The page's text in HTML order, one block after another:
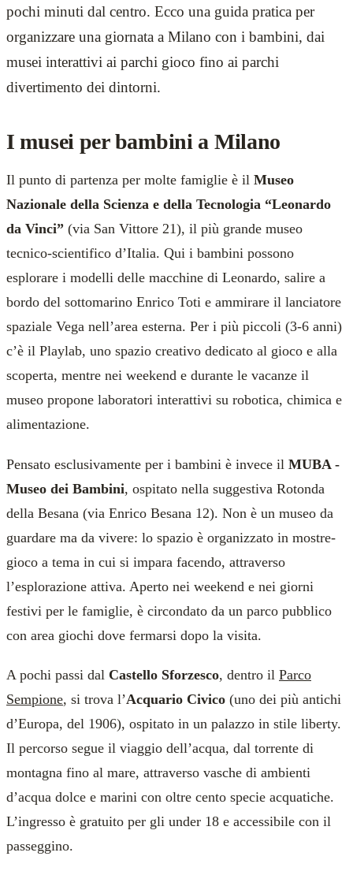
pochi minuti dal centro. Ecco una guida pratica per
organizzare una giornata a Milano con i bambini, dai
musei interattivi ai parchi gioco fino ai parchi
divertimento dei dintorni.
I musei per bambini a Milano
Il punto di partenza per molte famiglie è il Museo
Nazionale della Scienza e della Tecnologia “Leonardo
da Vinci” (via San Vittore 21), il più grande museo
tecnico-scientifico d’Italia. Qui i bambini possono
esplorare i modelli delle macchine di Leonardo, salire a
bordo del sottomarino Enrico Toti e ammirare il lanciatore
spaziale Vega nell’area esterna. Per i più piccoli (3-6 anni)
c’è il Playlab, uno spazio creativo dedicato al gioco e alla
scoperta, mentre nei weekend e durante le vacanze il
museo propone laboratori interattivi su robotica, chimica e
alimentazione.
Pensato esclusivamente per i bambini è invece il MUBA -
Museo dei Bambini, ospitato nella suggestiva Rotonda
della Besana (via Enrico Besana 12). Non è un museo da
guardare ma da vivere: lo spazio è organizzato in mostre-
gioco a tema in cui si impara facendo, attraverso
l’esplorazione attiva. Aperto nei weekend e nei giorni
festivi per le famiglie, è circondato da un parco pubblico
con area giochi dove fermarsi dopo la visita.
A pochi passi dal Castello Sforzesco, dentro il Parco
Sempione, si trova l’Acquario Civico (uno dei più antichi
d’Europa, del 1906), ospitato in un palazzo in stile liberty.
Il percorso segue il viaggio dell’acqua, dal torrente di
montagna fino al mare, attraverso vasche di ambienti
d’acqua dolce e marini con oltre cento specie acquatiche.
L’ingresso è gratuito per gli under 18 e accessibile con il
passeggino.